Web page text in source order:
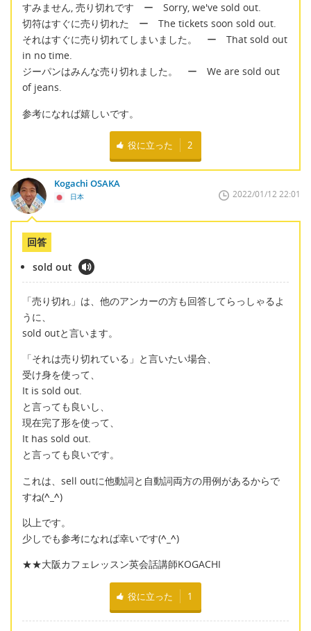
すみません, 売り切れです ー Sorry, we've sold out.
切符はすぐに売り切れた ー The tickets soon sold out.
それはすぐに売り切れてしまいました。 ー That sold out
in no time.
ジーパンはみんな売り切れました。 ー We are sold out
of jeans.
参考になれば嬉しいです。
役に立った 2
Kogachi OSAKA
日本 2022/01/12 22:01
回答
sold out
「売り切れ」は、他のアンカーの方も回答してらっしゃるよ
うに、
sold outと言います。
「それは売り切れている」と言いたい場合、
受け身を使って、
It is sold out.
と言っても良いし、
現在完了形を使って、
It has sold out.
と言っても良いです。
これは、sell outに他動詞と自動詞両方の用例があるからで
すね(^_^)
以上です。
少しでも参考になれば幸いです(^_^)
★★大阪カフェレッスン英会話講師KOGACHI
役に立った 1